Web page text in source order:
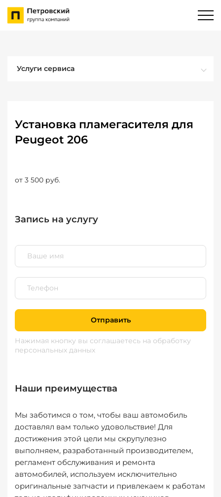
Услуги сервиса
Установка пламегасителя для
Peugeot 206
от 3 500 руб.
Запись на услугу
Отправить
Нажимая кнопку вы соглашаетесь на обработку
персональных данных
Наши преимущества
Мы заботимся о том, чтобы ваш автомобиль
доставлял вам только удовольствие! Для
достижения этой цели мы скрупулезно
выполняем, разработанный производителем,
регламент обслуживания и ремонта
автомобилей, используем исключительно
оригинальные запчасти и привлекаем к работам